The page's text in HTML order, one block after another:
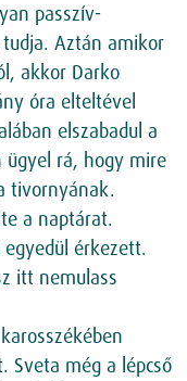
passzív-
Aztán amikor
akkor Darko
óra elteltével
elszabadul a
ügyel rá, hogy mire
tivornyának.
a naptárat.
érkezett.
itt nemulass
Sveta még a lépcső